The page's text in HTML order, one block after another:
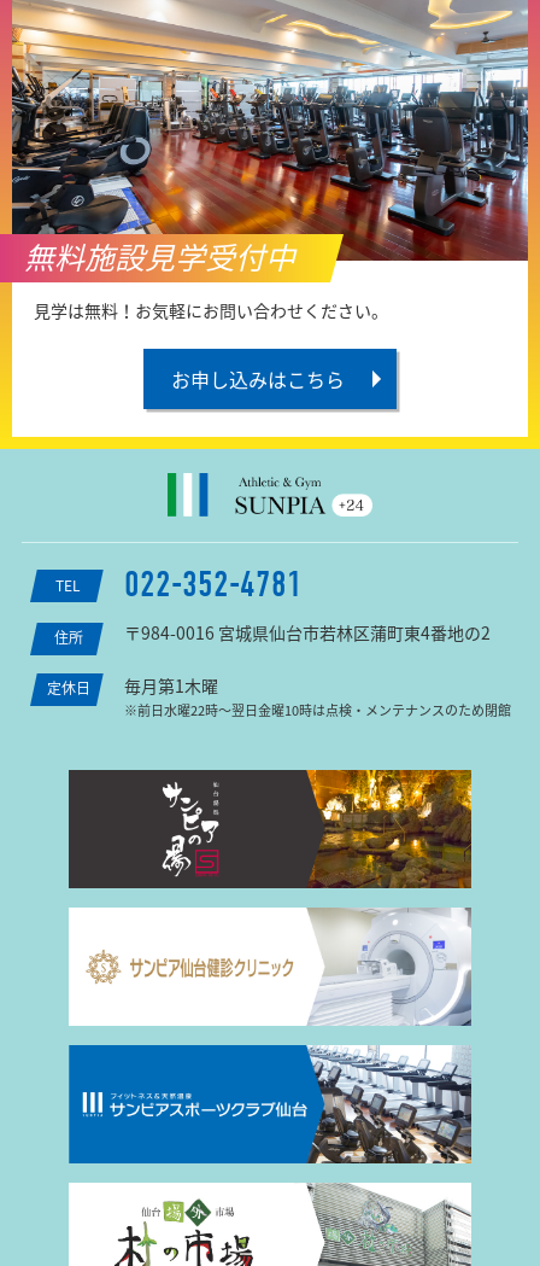
無料施設見学受付中
見学は無料！お気軽にお問い合わせください。
お申し込みはこちら
TEL 022-352-4781
住所 〒984-0016 宮城県仙台市若林区蒲町東4番地の2
定休日 毎月第1木曜
※前日水曜22時〜翌日金曜10時は点検・メンテナンスのため閉館